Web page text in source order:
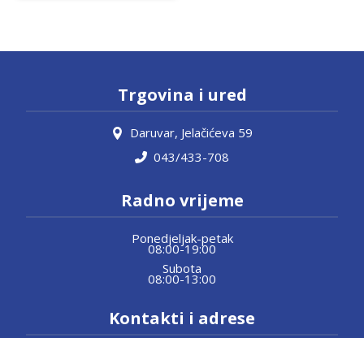
Trgovina i ured
Daruvar, Jelačićeva 59
043/433-708
Radno vrijeme
Ponedjeljak-petak
08:00-19:00
Subota
08:00-13:00
Kontakti i adrese